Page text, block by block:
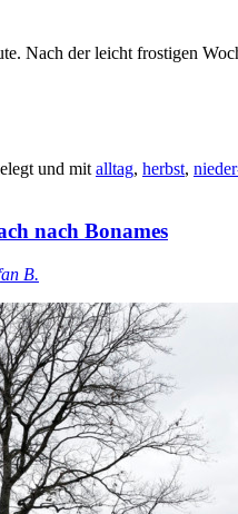
Nach der leicht frostigen
und mit alltag, herbst,
nach Bonames
B.